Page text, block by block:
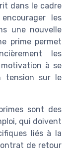
dans le cadre
les
une nouvelle
prime permet
les
à se
tension sur le
sont des
qui doivent
liés à la
de retour